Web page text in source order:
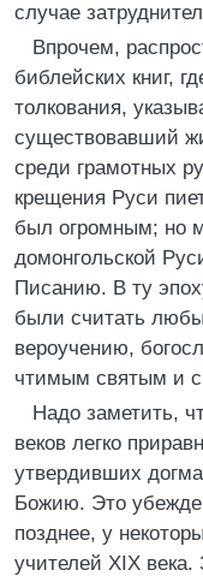
случае
Впрочем,
библейских книг,
толкования,
существовавший
среди грамотных
крещения Руси
был огромным; но
домонгольской
Писанию. В ту
были считать
вероучению,
чтимым святым и
Надо заметить,
веков легко
утвердивших
Божию. Это
позднее, у
учителей XIX